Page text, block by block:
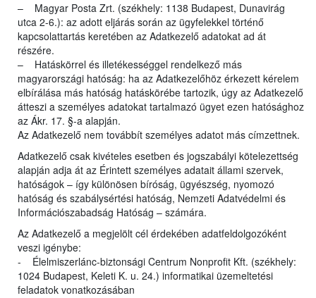
– Magyar Posta Zrt. (székhely: 1138 Budapest, Dunavirág
utca 2-6.): az adott eljárás során az ügyfelekkel történő
kapcsolattartás keretében az Adatkezelő adatokat ad át
részére.
– Hatáskörrel és illetékességgel rendelkező más
magyarországi hatóság: ha az Adatkezelőhöz érkezett kérelem
elbírálása más hatóság hatáskörébe tartozik, úgy az Adatkezelő
átteszi a személyes adatokat tartalmazó ügyet ezen hatósághoz
az Ákr. 17. §-a alapján.
Az Adatkezelő nem továbbít személyes adatot más címzettnek.
Adatkezelő csak kivételes esetben és jogszabályi kötelezettség
alapján adja át az Érintett személyes adatait állami szervek,
hatóságok – így különösen bíróság, ügyészség, nyomozó
hatóság és szabálysértési hatóság, Nemzeti Adatvédelmi és
Információszabadság Hatóság – számára.
Az Adatkezelő a megjelölt cél érdekében adatfeldolgozóként
veszi igénybe:
- Élelmiszerlánc-biztonsági Centrum Nonprofit Kft. (székhely:
1024 Budapest, Keleti K. u. 24.) informatikai üzemeltetési
feladatok vonatkozásában